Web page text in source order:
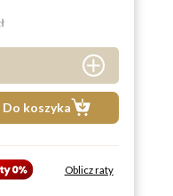
Do koszyka
Oblicz raty